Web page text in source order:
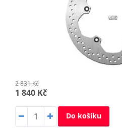
2 831 Kč
1 840 Kč
Do košíku